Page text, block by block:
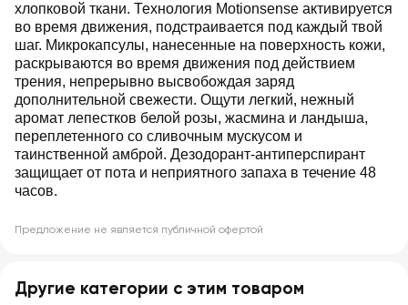
хлопковой ткани. Технология Motionsense активируется
во время движения, подстраивается под каждый твой
шаг. Микрокапсулы, нанесенные на поверхность кожи,
раскрываются во время движения под действием
трения, непрерывно высвобождая заряд
дополнительной свежести. Ощути легкий, нежный
аромат лепестков белой розы, жасмина и ландыша,
переплетенного со сливочным мускусом и
таинственной амброй. Дезодорант-антиперспирант
защищает от пота и неприятного запаха в течение 48
часов.
Предложение не является публичной офертой
Другие категории с этим товаром